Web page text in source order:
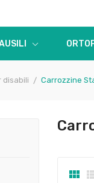
disabili Carrozzine
